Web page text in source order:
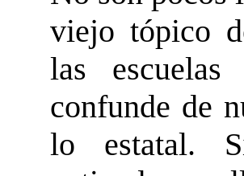
viejo tópico
las
confunde de
lo estatal.